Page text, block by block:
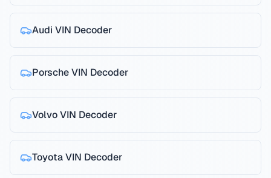
Audi VIN Decoder
PorscheVIN Decoder
VolvoVIN Decoder
ToyotaVIN Decoder